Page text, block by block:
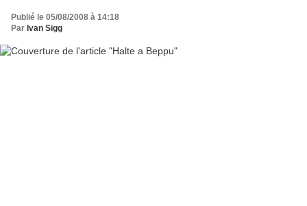
Publié le 05/08/2008 à 14:18
Par Ivan Sigg